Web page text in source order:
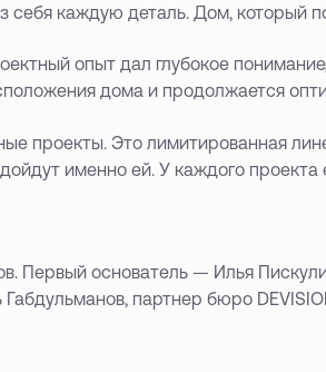
себя каждую деталь. Дом, который
опыт дал глубокое
дома и продолжается
проекты. Это лимитированная
именно ей. У каждого проекта
Первый основатель — Илья
партнер бюро